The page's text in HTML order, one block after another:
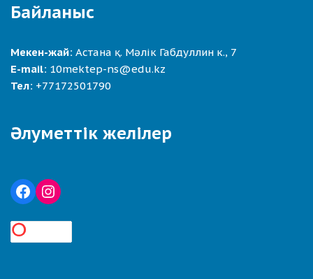
Байланыс
Мекен-жай: Астана қ. Мәлік Габдуллин к., 7
E-mail: 10mektep-ns@edu.kz
Тел: +77172501790
Әлуметтік желілер